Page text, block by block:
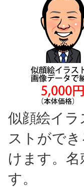
似顔絵イラ
ストがで
けます。
す。